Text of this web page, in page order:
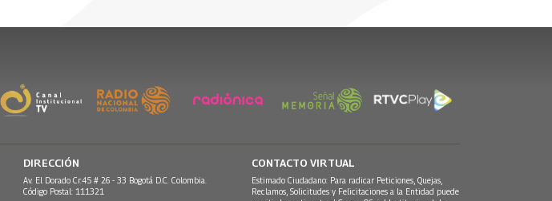
DIRECCIÓN
Av. El Dorado Cr.45 # 26 - 33 Bogotá D.C. Colombia.
Código Postal: 111321
CONTACTO VIRTUAL
Estimado Ciudadano: Para radicar Peticiones, Quejas,
Reclamos, Solicitudes y Felicitaciones a la Entidad puede